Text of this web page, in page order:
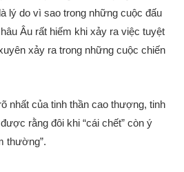
lý do vì sao trong những cuộc đấu
Âu rất hiếm khi xảy ra việc tuyệt
xảy ra trong những cuộc chiến
nhất của tinh thần cao thượng, tinh
rằng đôi khi “cái chết” còn ý
thường”.